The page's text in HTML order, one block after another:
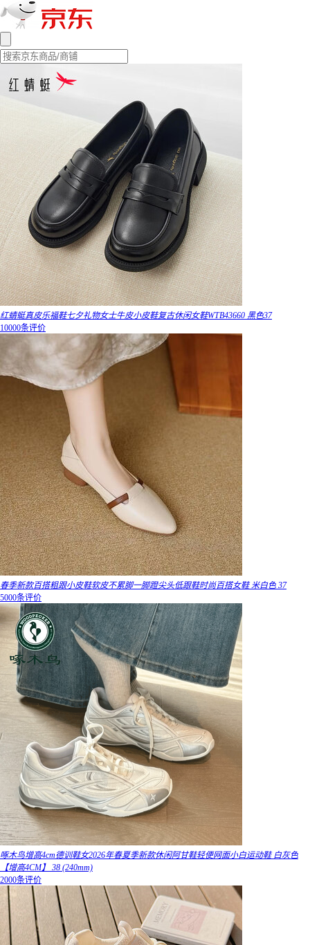
红蜻蜓真皮乐福鞋七夕礼物女士牛皮小皮鞋复古休闲女鞋WTB43660 黑色37
10000条评价
春季新款百搭粗跟小皮鞋软皮不累脚一脚蹬尖头低跟鞋时尚百搭女鞋 米白色 37
5000条评价
啄木鸟增高4cm德训鞋女2026年春夏季新款休闲阿甘鞋轻便网面小白运动鞋 白灰色
【增高4CM】 38 (240mm)
2000条评价